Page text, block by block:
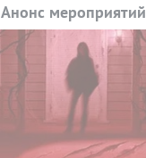
Анонс мероприятий